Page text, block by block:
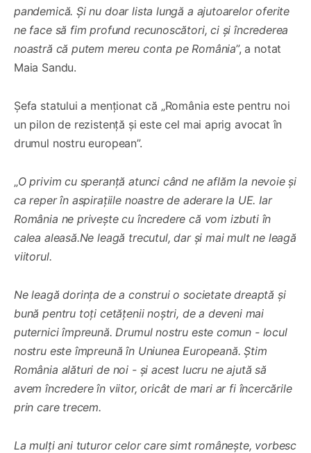
pandemică. Și nu doar lista lungă a ajutoarelor oferite
ne face să fim profund recunoscători, ci și încrederea
noastră că putem mereu conta pe România”, a notat
Maia Sandu.
Șefa statului a menționat că „România este pentru noi
un pilon de rezistență și este cel mai aprig avocat în
drumul nostru european”.
„O privim cu speranță atunci când ne aflăm la nevoie și
ca reper în aspirațiile noastre de aderare la UE. Iar
România ne privește cu încredere că vom izbuti în
calea aleasă.Ne leagă trecutul, dar și mai mult ne leagă
viitorul.
Ne leagă dorința de a construi o societate dreaptă și
bună pentru toți cetățenii noștri, de a deveni mai
puternici împreună. Drumul nostru este comun - locul
nostru este împreună în Uniunea Europeană. Știm
România alături de noi - și acest lucru ne ajută să
avem încredere în viitor, oricât de mari ar fi încercările
prin care trecem.
La mulți ani tuturor celor care simt românește, vorbesc